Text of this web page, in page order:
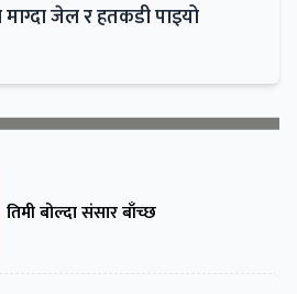
जेल र हतकडी पाइयो
तिमी बोल्दा संसार बाँच्छ